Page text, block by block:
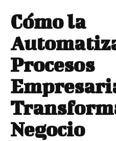
Cómo la
Procesos
Negocio